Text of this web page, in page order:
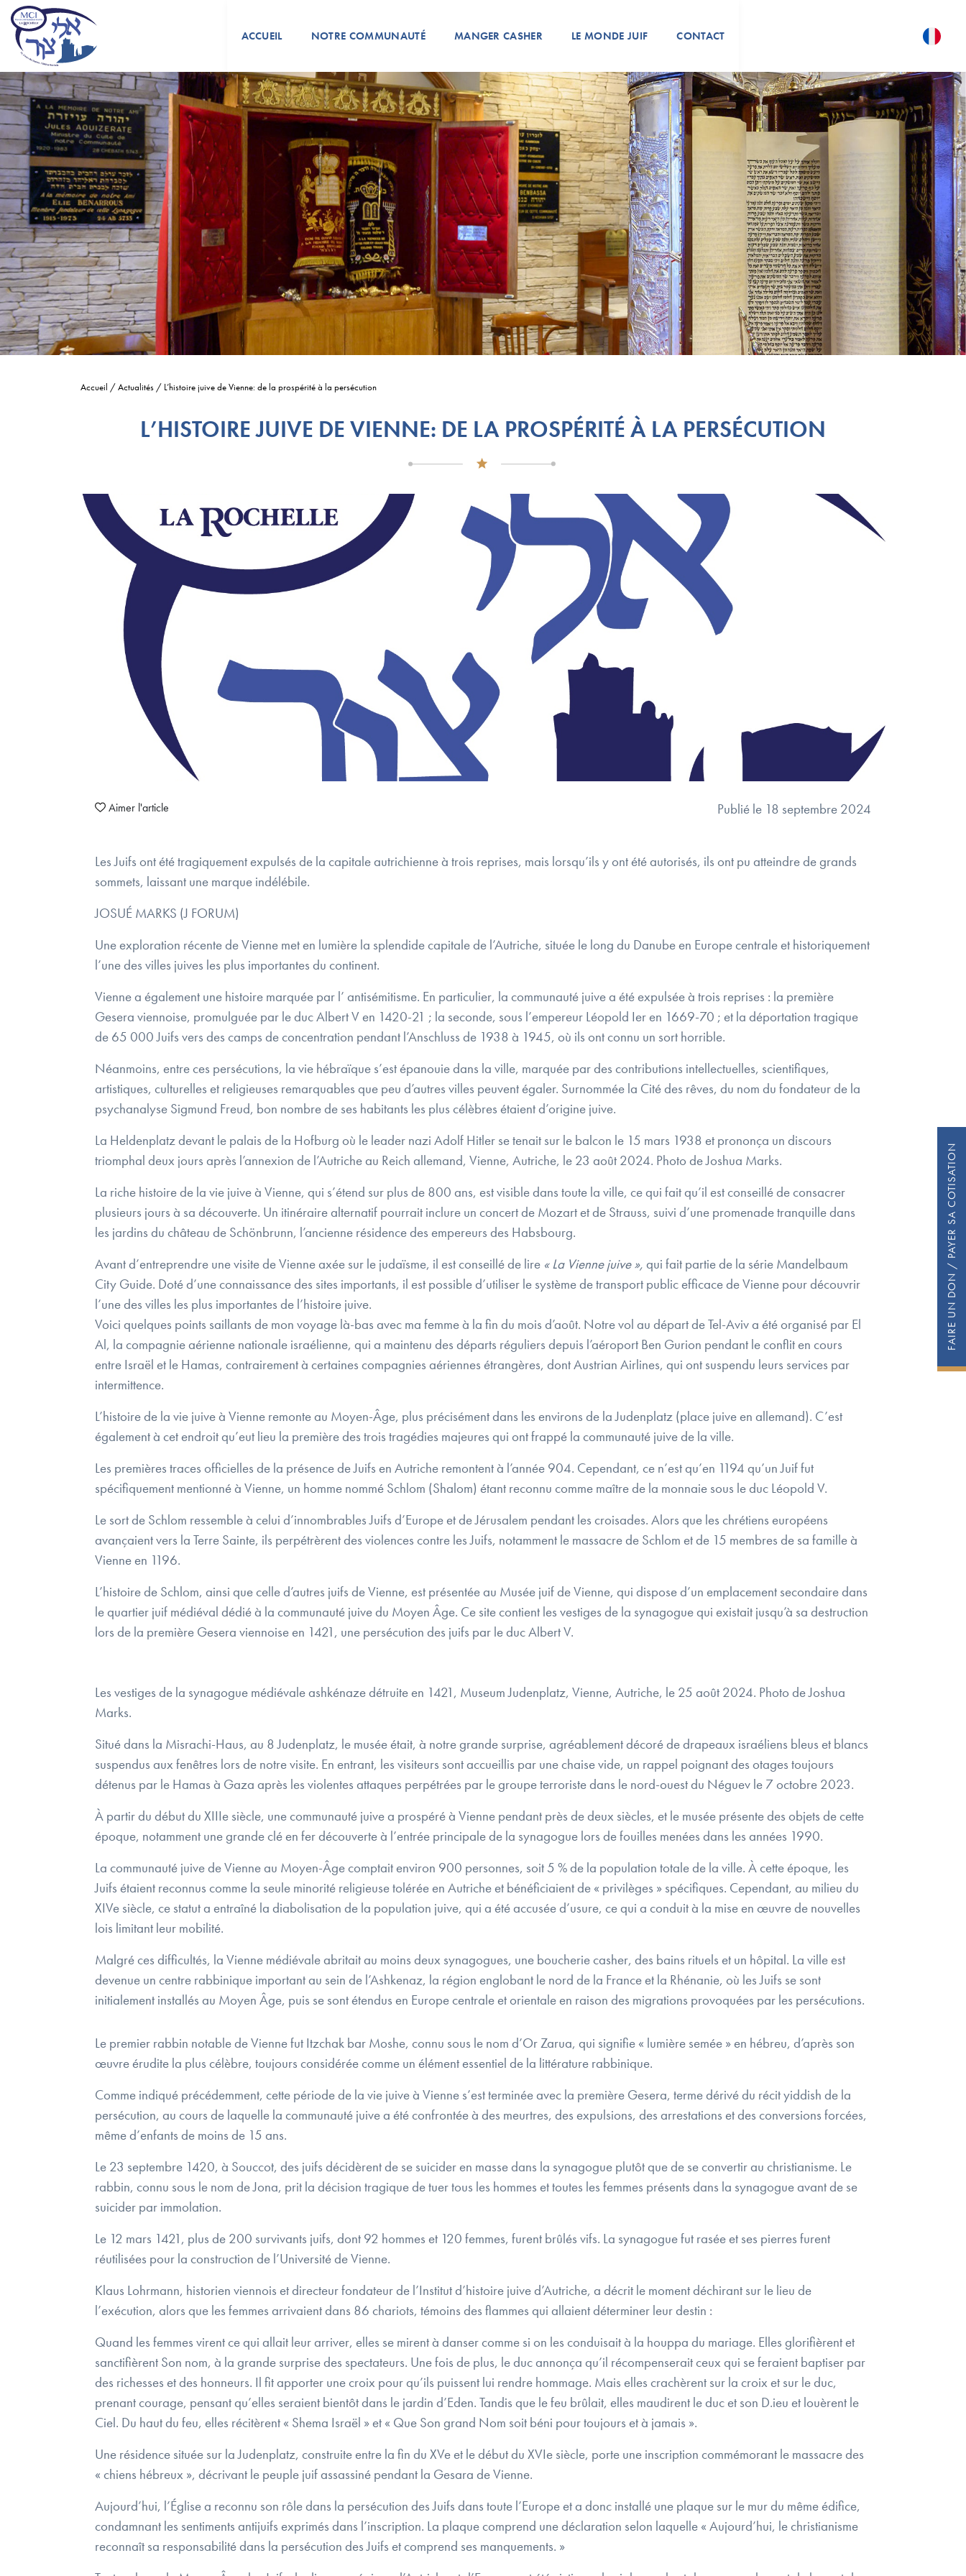
ACCUEIL NOTRE COMMUNAUTÉ MANGER CASHER LE MONDE JUIF CONTACT
FAIRE UN DON / PAYER SA COTISATION
Accueil /Actualités / L’histoire juive de Vienne: de la prospérité à la persécution
L’HISTOIRE JUIVE DE VIENNE: DE LA PROSPÉRITÉ À LA PERSÉCUTION
Aimer l'article Publié le 18 septembre 2024
Les Juifs ont été tragiquement expulsés de la capitale autrichienne à trois reprises, mais lorsqu’ils y ont été autorisés, ils ont pu atteindre de grands
sommets, laissant une marque indélébile.
JOSUÉ MARKS (J FORUM)
Une exploration récente de Vienne met en lumière la splendide capitale de l’Autriche, située le long du Danube en Europe centrale et historiquement
l’une des villes juives les plus importantes du continent.
Vienne a également une histoire marquée par l’ antisémitisme. En particulier, la communauté juive a été expulsée à trois reprises : la première
Gesera viennoise, promulguée par le duc Albert V en 1420-21 ; la seconde, sous l’empereur Léopold Ier en 1669-70 ; et la déportation tragique
de 65 000 Juifs vers des camps de concentration pendant l’Anschluss de 1938 à 1945, où ils ont connu un sort horrible.
Néanmoins, entre ces persécutions, la vie hébraïque s’est épanouie dans la ville, marquée par des contributions intellectuelles, scientifiques,
artistiques, culturelles et religieuses remarquables que peu d’autres villes peuvent égaler. Surnommée la Cité des rêves, du nom du fondateur de la
psychanalyse Sigmund Freud, bon nombre de ses habitants les plus célèbres étaient d’origine juive.
La Heldenplatz devant le palais de la Hofburg où le leader nazi Adolf Hitler se tenait sur le balcon le 15 mars 1938 et prononça un discours
triomphal deux jours après l’annexion de l’Autriche au Reich allemand, Vienne, Autriche, le 23 août 2024. Photo de Joshua Marks.
La riche histoire de la vie juive à Vienne, qui s’étend sur plus de 800 ans, est visible dans toute la ville, ce qui fait qu’il est conseillé de consacrer
plusieurs jours à sa découverte. Un itinéraire alternatif pourrait inclure un concert de Mozart et de Strauss, suivi d’une promenade tranquille dans
les jardins du château de Schönbrunn, l’ancienne résidence des empereurs des Habsbourg.
Avant d’entreprendre une visite de Vienne axée sur le judaïsme, il est conseillé de lire « La Vienne juive », qui fait partie de la série Mandelbaum
City Guide. Doté d’une connaissance des sites importants, il est possible d’utiliser le système de transport public efficace de Vienne pour découvrir
l’une des villes les plus importantes de l’histoire juive.
Voici quelques points saillants de mon voyage là-bas avec ma femme à la fin du mois d’août. Notre vol au départ de Tel-Aviv a été organisé par El
Al, la compagnie aérienne nationale israélienne, qui a maintenu des départs réguliers depuis l’aéroport Ben Gurion pendant le conflit en cours
entre Israël et le Hamas, contrairement à certaines compagnies aériennes étrangères, dont Austrian Airlines, qui ont suspendu leurs services par
intermittence.
L’histoire de la vie juive à Vienne remonte au Moyen-Âge, plus précisément dans les environs de la Judenplatz (place juive en allemand). C’est
également à cet endroit qu’eut lieu la première des trois tragédies majeures qui ont frappé la communauté juive de la ville.
Les premières traces officielles de la présence de Juifs en Autriche remontent à l’année 904. Cependant, ce n’est qu’en 1194 qu’un Juif fut
spécifiquement mentionné à Vienne, un homme nommé Schlom (Shalom) étant reconnu comme maître de la monnaie sous le duc Léopold V.
Le sort de Schlom ressemble à celui d’innombrables Juifs d’Europe et de Jérusalem pendant les croisades. Alors que les chrétiens européens
avançaient vers la Terre Sainte, ils perpétrèrent des violences contre les Juifs, notamment le massacre de Schlom et de 15 membres de sa famille à
Vienne en 1196.
L’histoire de Schlom, ainsi que celle d’autres juifs de Vienne, est présentée au Musée juif de Vienne, qui dispose d’un emplacement secondaire dans
le quartier juif médiéval dédié à la communauté juive du Moyen Âge. Ce site contient les vestiges de la synagogue qui existait jusqu’à sa destruction
lors de la première Gesera viennoise en 1421, une persécution des juifs par le duc Albert V.
Les vestiges de la synagogue médiévale ashkénaze détruite en 1421, Museum Judenplatz, Vienne, Autriche, le 25 août 2024. Photo de Joshua
Marks.
Situé dans la Misrachi-Haus, au 8 Judenplatz, le musée était, à notre grande surprise, agréablement décoré de drapeaux israéliens bleus et blancs
suspendus aux fenêtres lors de notre visite. En entrant, les visiteurs sont accueillis par une chaise vide, un rappel poignant des otages toujours
détenus par le Hamas à Gaza après les violentes attaques perpétrées par le groupe terroriste dans le nord-ouest du Néguev le 7 octobre 2023.
À partir du début du XIIIe siècle, une communauté juive a prospéré à Vienne pendant près de deux siècles, et le musée présente des objets de cette
époque, notamment une grande clé en fer découverte à l’entrée principale de la synagogue lors de fouilles menées dans les années 1990.
La communauté juive de Vienne au Moyen-Âge comptait environ 900 personnes, soit 5 % de la population totale de la ville. À cette époque, les
Juifs étaient reconnus comme la seule minorité religieuse tolérée en Autriche et bénéficiaient de « privilèges » spécifiques. Cependant, au milieu du
XIVe siècle, ce statut a entraîné la diabolisation de la population juive, qui a été accusée d’usure, ce qui a conduit à la mise en œuvre de nouvelles
lois limitant leur mobilité.
Malgré ces difficultés, la Vienne médiévale abritait au moins deux synagogues, une boucherie casher, des bains rituels et un hôpital. La ville est
devenue un centre rabbinique important au sein de l’Ashkenaz, la région englobant le nord de la France et la Rhénanie, où les Juifs se sont
initialement installés au Moyen Âge, puis se sont étendus en Europe centrale et orientale en raison des migrations provoquées par les persécutions.
Le premier rabbin notable de Vienne fut Itzchak bar Moshe, connu sous le nom d’Or Zarua, qui signifie « lumière semée » en hébreu, d’après son
œuvre érudite la plus célèbre, toujours considérée comme un élément essentiel de la littérature rabbinique.
Comme indiqué précédemment, cette période de la vie juive à Vienne s’est terminée avec la première Gesera, terme dérivé du récit yiddish de la
persécution, au cours de laquelle la communauté juive a été confrontée à des meurtres, des expulsions, des arrestations et des conversions forcées,
même d’enfants de moins de 15 ans.
Le 23 septembre 1420, à Souccot, des juifs décidèrent de se suicider en masse dans la synagogue plutôt que de se convertir au christianisme. Le
rabbin, connu sous le nom de Jona, prit la décision tragique de tuer tous les hommes et toutes les femmes présents dans la synagogue avant de se
suicider par immolation.
Le 12 mars 1421, plus de 200 survivants juifs, dont 92 hommes et 120 femmes, furent brûlés vifs. La synagogue fut rasée et ses pierres furent
réutilisées pour la construction de l’Université de Vienne.
Klaus Lohrmann, historien viennois et directeur fondateur de l’Institut d’histoire juive d’Autriche, a décrit le moment déchirant sur le lieu de
l’exécution, alors que les femmes arrivaient dans 86 chariots, témoins des flammes qui allaient déterminer leur destin :
Quand les femmes virent ce qui allait leur arriver, elles se mirent à danser comme si on les conduisait à la houppa du mariage. Elles glorifièrent et
sanctifièrent Son nom, à la grande surprise des spectateurs. Une fois de plus, le duc annonça qu’il récompenserait ceux qui se feraient baptiser par
des richesses et des honneurs. Il fit apporter une croix pour qu’ils puissent lui rendre hommage. Mais elles crachèrent sur la croix et sur le duc,
prenant courage, pensant qu’elles seraient bientôt dans le jardin d’Eden. Tandis que le feu brûlait, elles maudirent le duc et son D.ieu et louèrent le
Ciel. Du haut du feu, elles récitèrent « Shema Israël » et « Que Son grand Nom soit béni pour toujours et à jamais ».
Une résidence située sur la Judenplatz, construite entre la fin du XVe et le début du XVIe siècle, porte une inscription commémorant le massacre des
« chiens hébreux », décrivant le peuple juif assassiné pendant la Gesara de Vienne.
Aujourd’hui, l’Église a reconnu son rôle dans la persécution des Juifs dans toute l’Europe et a donc installé une plaque sur le mur du même édifice,
condamnant les sentiments antijuifs exprimés dans l’inscription. La plaque comprend une déclaration selon laquelle « Aujourd’hui, le christianisme
reconnaît sa responsabilité dans la persécution des Juifs et comprend ses manquements. »